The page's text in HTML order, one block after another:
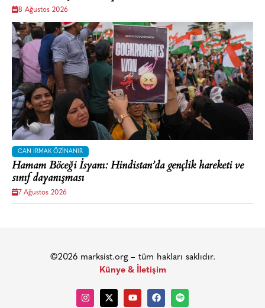
8 Ağustos 2026
CAN IRMAK ÖZINANIR
Hamam Böceği İsyanı: Hindistan’da gençlik hareketi ve
sınıf dayanışması
7 Ağustos 2026
©2026 marksist.org – tüm hakları saklıdır.
Künye & İletişim